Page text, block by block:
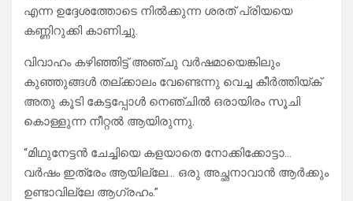
എന്ന ഉദ്ദേശത്തോടെ നിൽക്കുന്ന ശരത് പ്രിയയെ
കണ്ണിറുക്കി കാണിച്ചു.
വിവാഹം കഴിഞ്ഞിട്ട് അഞ്ചു വർഷമായെങ്കിലും
കുഞ്ഞുങ്ങൾ തല്ക്കാലം വേണ്ടെന്നു വെച്ച കീർത്തിയ്ക്
അതു കൂടി കേട്ടപ്പോൾ നെഞ്ചിൽ ഒരായിരം സൂചി
കൊള്ളുന്ന നീറ്റൽ ആയിരുന്നു.
“മിഥുനേട്ടൻ ചേച്ചിയെ കളയാതെ നോക്കിക്കോട്ടാ…
വർഷം ഇത്രേം ആയില്ലേ… ഒരു അച്ഛനാവാൻ ആർക്കും
ഉണ്ടാവില്ലേ ആഗ്രഹം.”